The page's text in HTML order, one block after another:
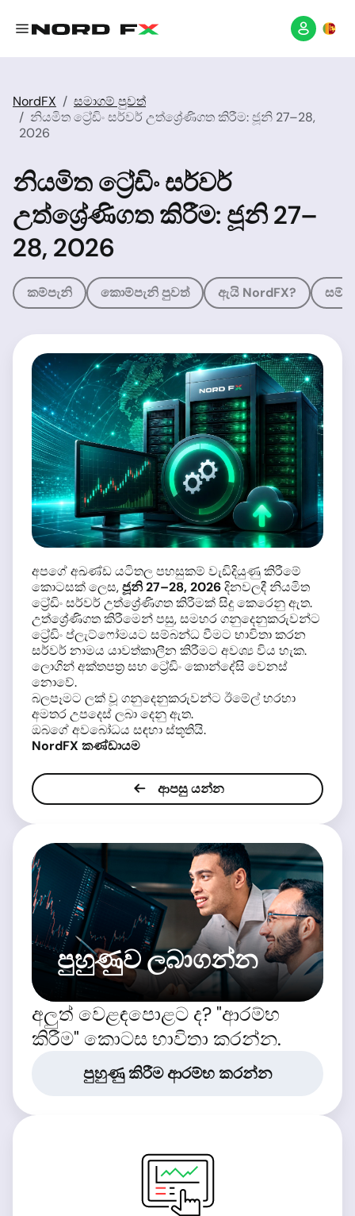
NordFX
සමාගම් පුවත්
නියමිත ට්‍රේඩිං සර්වර් උත්ශ්‍රේණිගත කිරීම: ජූනි 27–28,
2026
නියමිත ට්‍රේඩිං සර්වර්
උත්ශ්‍රේණිගත කිරීම: ජූනි 27–
28, 2026
කම්පැනි කොම්පැනි පුවත් ඇයි NordFX?
අපගේ අඛණ්ඩ යටිතල පහසුකම් වැඩිදියුණු කිරීමේ
කොටසක් ලෙස,ජූනි 27–28, 2026දිනවලදී නියමිත
ට්‍රේඩිං සර්වර් උත්ශ්‍රේණිගත කිරීමක් සිදු කෙරෙනු ඇත.
උත්ශ්‍රේණිගත කිරීමෙන් පසු, සමහර ගනුදෙනුකරුවන්ට
ට්‍රේඩිං ප්ලැට්ෆෝමයට සම්බන්ධ වීමට භාවිතා කරන
සර්වර් නාමය යාවත්කාලීන කිරීමට අවශ්‍ය විය හැක.
ලොගින් අක්තපත්‍ර සහ ට්‍රේඩිං කොන්දේසි වෙනස්
නොවේ.
බලපෑමට ලක් වූ ගනුදෙනුකරුවන්ට ඊමේල් හරහා
අමතර උපදෙස් ලබා දෙනු ඇත.
ඔබගේ අවබෝධය සඳහා ස්තූතියි.
NordFX කණ්ඩායම
ආපසු යන්න
පුහුණුව ලබාගන්න
අලුත් වෙළඳපොළට ද? "ආරම්භ
කිරීම" කොටස භාවිතා කරන්න.
පුහුණු කිරීම ආරම්භ කරන්න